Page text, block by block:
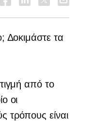
Δοκιμάστε τα
από το
οι
τρόπους είναι